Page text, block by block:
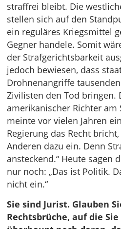
straffrei bleibt. Die
stellen sich auf den
ein reguläres Kriegsmittel
Gegner handele. Somit
der Strafgerichtsbarkeit
jedoch bewiesen, dass
Drohnenangriffe
Zivilisten den Tod bringen.
amerikanischer Richter am
meinte vor vielen Jahren
Regierung das Recht
Anderen dazu ein. Denn
ansteckend.“ Heute sagen
nur noch: „Das ist Politik.
nicht ein.“
Sie sind Jurist. Glauben
Rechtsbrüche, auf die